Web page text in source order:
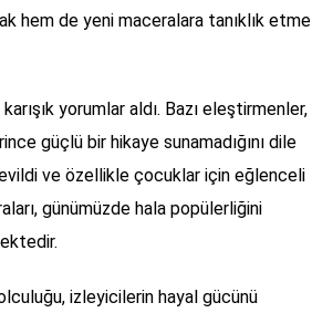
hem de yeni maceralara tanıklık etme
yorumlar aldı. Bazı eleştirmenler,
güçlü bir hikaye sunamadığını dile
ve özellikle çocuklar için eğlenceli
günümüzde hala popülerliğini
izleyicilerin hayal gücünü